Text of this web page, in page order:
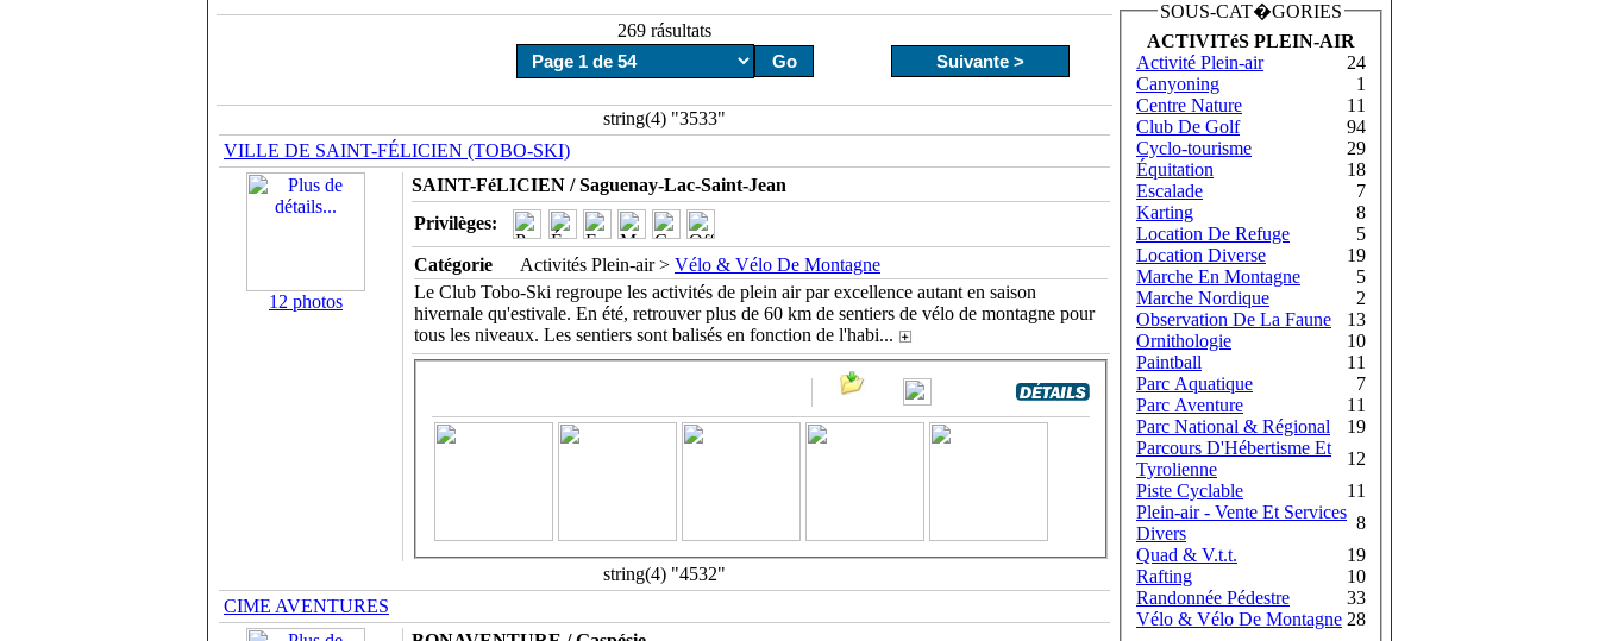
269 rásultats
string(4) "3533"
VILLE DE SAINT-FÉLICIEN (TOBO-SKI)
12 photos
SAINT-FéLICIEN / Saguenay-Lac-Saint-Jean
Privilèges:
Catégorie Activités Plein-air > Vélo & Vélo De Montagne
Le Club Tobo-Ski regroupe les activités de plein air par excellence autant en saison
hivernale qu'estivale. En été, retrouver plus de 60 km de sentiers de vélo de montagne pour
tous les niveaux. Les sentiers sont balisés en fonction de l'habi...
string(4) "4532"
CIME AVENTURES
SOUS-CAT�GORIES
ACTIVITéS PLEIN-AIR
Activité Plein-air
24
Canyoning
1
Centre Nature
11
Club De Golf
94
Cyclo-tourisme
29
Équitation
18
Escalade
7
Karting
8
Location De Refuge
5
Location Diverse
19
Marche En Montagne
5
Marche Nordique
2
Observation De La Faune
13
Ornithologie
10
Paintball
11
Parc Aquatique
7
Parc Aventure
11
Parc National & Régional
19
Parcours D'Hébertisme Et
Tyrolienne
12
Piste Cyclable
11
Plein-air - Vente Et Services
Divers
8
Quad & V.t.t.
19
Rafting
10
Randonnée Pédestre
33
Vélo & Vélo De Montagne 28